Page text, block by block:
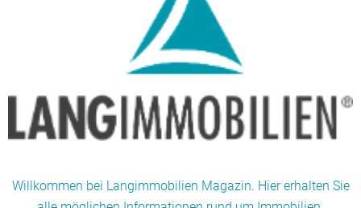
Willkommen bei Langimmobilien Magazin. Hier erhalten Sie